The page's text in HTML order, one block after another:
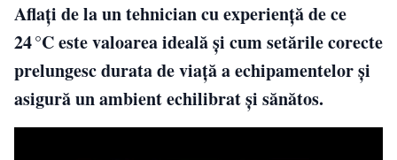
Aflați de la un tehnician cu experienţă de ce
24 °C este valoarea ideală şi cum setările corecte
prelungesc durata de viaţă a echipamentelor şi
asigură un ambient echilibrat şi sănătos.